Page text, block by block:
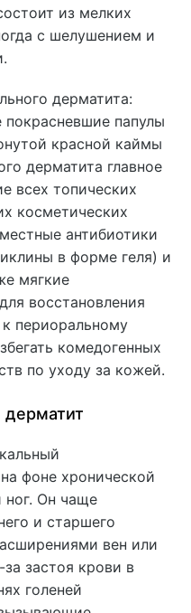
из мелких
с шелушением и
дерматита:
папулы
красной каймы
дерматита главное
всех топических
косметических
антибиотики
в форме геля) и
мягкие
восстановления
периоральному
комедогенных
по уходу за кожей.
фоне хронической
ног. Он чаще
и старшего
вен или
застоя крови в
голеней